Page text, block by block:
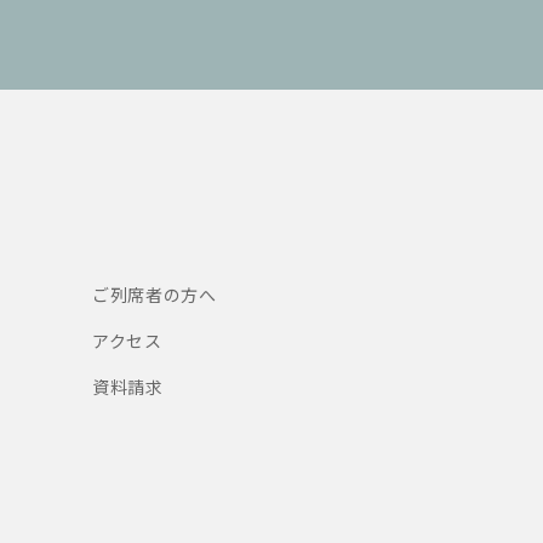
ご列席者の方へ
アクセス
資料請求